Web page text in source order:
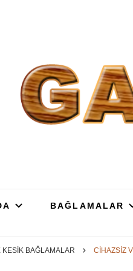
BAĞLAMALAR
KESİK BAĞLAMALAR CİHAZSİZ